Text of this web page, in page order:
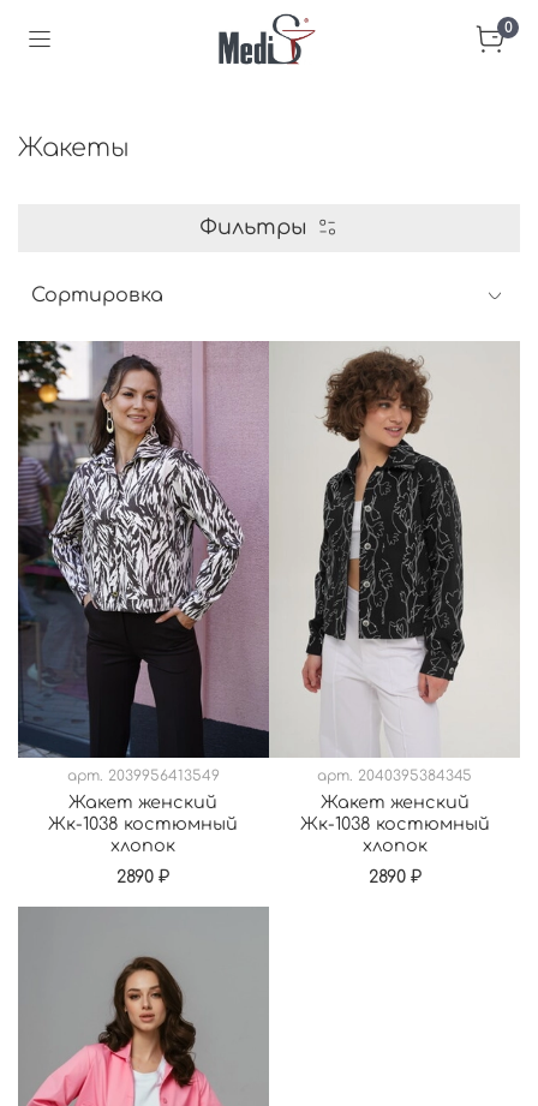
0
Жакеты
Фильтры
арт. 2039956413549
Жакет женский
Жк-1038 костюмный
хлопок
2890 ₽
арт. 2040395384345
Жакет женский
Жк-1038 костюмный
хлопок
2890 ₽